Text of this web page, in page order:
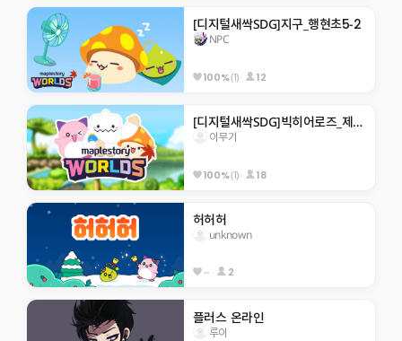
[디지털새싹SDG]지구_행현초5-2
NPC
100%(1) 12
[디지털새싹SDG]빅히어로즈_제주한라대_310호_미래에서 온 점프맵
이무기
100%(1) 18
허허허
unknown
-- 2
플러스 온라인
루이